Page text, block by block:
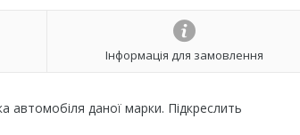
Інформація для замовлення
автомобіля даної марки. Підкреслить